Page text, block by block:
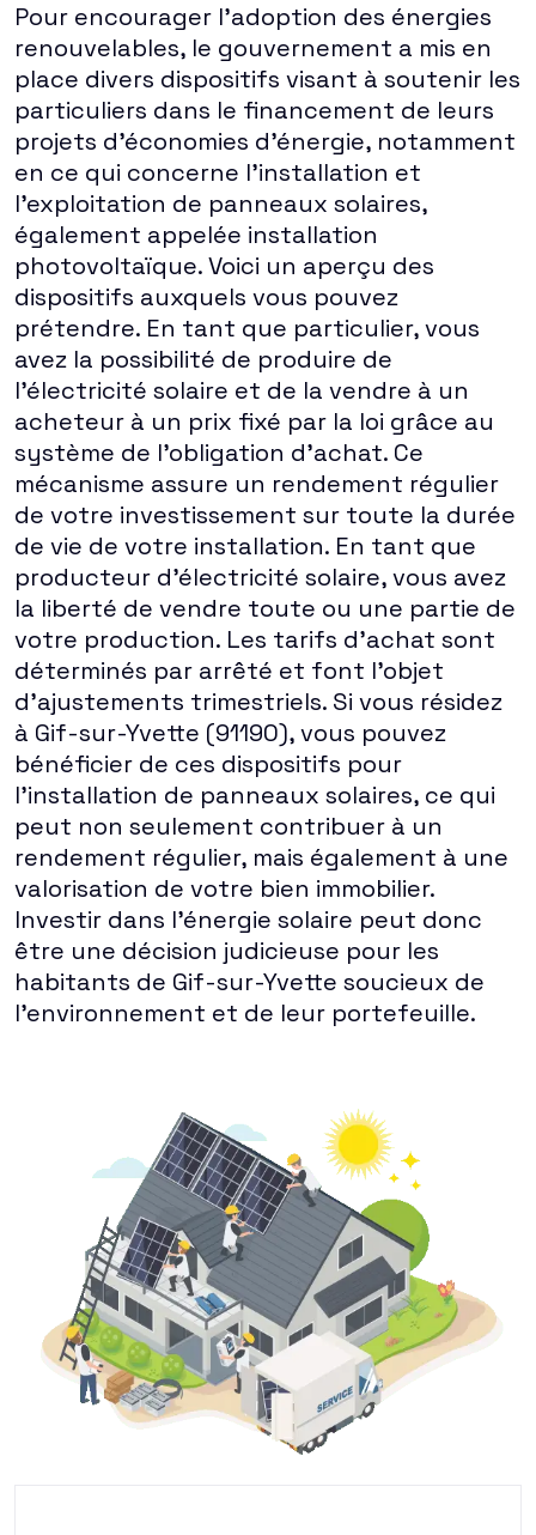
Pour encourager l'adoption des énergies
renouvelables, le gouvernement a mis en
place divers dispositifs visant à soutenir les
particuliers dans le financement de leurs
projets d'économies d'énergie, notamment
en ce qui concerne l'installation et
l'exploitation de panneaux solaires,
également appelée installation
photovoltaïque. Voici un aperçu des
dispositifs auxquels vous pouvez
prétendre. En tant que particulier, vous
avez la possibilité de produire de
l'électricité solaire et de la vendre à un
acheteur à un prix fixé par la loi grâce au
système de l'obligation d'achat. Ce
mécanisme assure un rendement régulier
de votre investissement sur toute la durée
de vie de votre installation. En tant que
producteur d'électricité solaire, vous avez
la liberté de vendre toute ou une partie de
votre production. Les tarifs d'achat sont
déterminés par arrêté et font l'objet
d'ajustements trimestriels. Si vous résidez
à Gif-sur-Yvette (91190), vous pouvez
bénéficier de ces dispositifs pour
l'installation de panneaux solaires, ce qui
peut non seulement contribuer à un
rendement régulier, mais également à une
valorisation de votre bien immobilier.
Investir dans l'énergie solaire peut donc
être une décision judicieuse pour les
habitants de Gif-sur-Yvette soucieux de
l'environnement et de leur portefeuille.